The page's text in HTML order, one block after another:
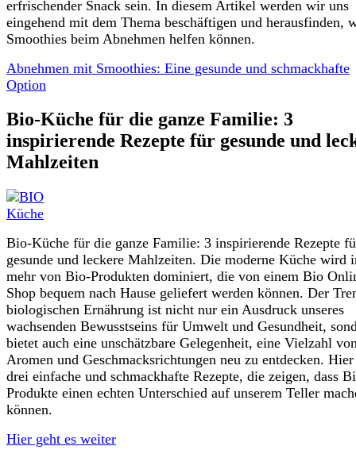
erfrischender Snack sein. In diesem Artikel werden wir uns
eingehend mit dem Thema beschäftigen und herausfinden,
Smoothies beim Abnehmen helfen können.
Abnehmen mit Smoothies: Eine gesunde und schmackhafte
Option
Bio-Küche für die ganze Familie: 3
inspirierende Rezepte für gesunde und
Mahlzeiten
Bio-Küche für die ganze Familie: 3 inspirierende Rezepte
gesunde und leckere Mahlzeiten. Die moderne Küche wird
mehr von Bio-Produkten dominiert, die von einem Bio
Shop bequem nach Hause geliefert werden können. Der
biologischen Ernährung ist nicht nur ein Ausdruck unseres
wachsenden Bewusstseins für Umwelt und Gesundheit,
bietet auch eine unschätzbare Gelegenheit, eine Vielzahl
Aromen und Geschmacksrichtungen neu zu entdecken.
drei einfache und schmackhafte Rezepte, die zeigen, dass
Produkte einen echten Unterschied auf unserem Teller
können.
Hier geht es weiter